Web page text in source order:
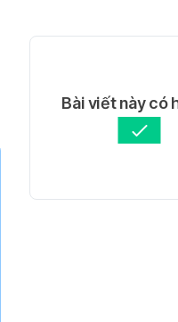
Bài viết này có